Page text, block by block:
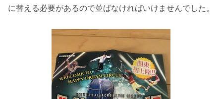
に替える必要があるので並ばなければいけませんでした。